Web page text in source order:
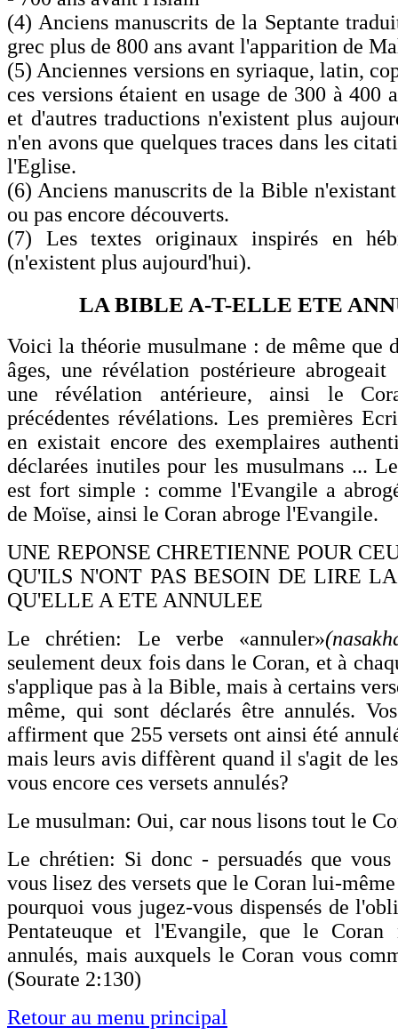
(4) Anciens manuscrits de la Septante
grec plus de 800 ans avant l'apparition de
(5) Anciennes versions en syriaque, latin,
ces versions étaient en usage de 300 à 400
et d'autres traductions n'existent plus
n'en avons que quelques traces dans les
l'Eglise.
(6) Anciens manuscrits de la Bible
ou pas encore découverts.
(7) Les textes originaux inspirés en
(n'existent plus aujourd'hui).
LA BIBLE A-T-ELLE ETE
Voici la théorie musulmane : de même que
âges, une révélation postérieure
une révélation antérieure, ainsi le
précédentes révélations. Les premières
en existait encore des exemplaires
déclarées inutiles pour les musulmans ...
est fort simple : comme l'Evangile a
de Moïse, ainsi le Coran abroge l'Evangile.
UNE REPONSE CHRETIENNE POUR
QU'ILS N'ONT PAS BESOIN DE LIRE
QU'ELLE A ETE ANNULEE
Le chrétien: Le verbe «annuler»
seulement deux fois dans le Coran, et à
s'applique pas à la Bible, mais à certains
même, qui sont déclarés être annulés.
affirment que 255 versets ont ainsi été
mais leurs avis diffèrent quand il s'agit de
vous encore ces versets annulés?
Le musulman: Oui, car nous lisons tout le
Le chrétien: Si donc - persuadés que
vous lisez des versets que le Coran lui-
pourquoi vous jugez-vous dispensés de
Pentateuque et l'Evangile, que le
annulés, mais auxquels le Coran vous
(Sourate 2:130)
Retour au menu principal